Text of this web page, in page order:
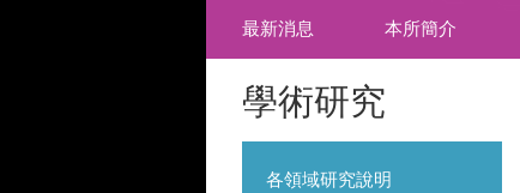
最新消息 本所簡介
學術研究
各領域研究說明